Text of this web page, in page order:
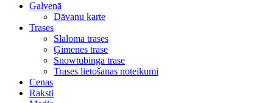
Galvenā
Dāvanu karte
Trases
Slaloma trases
Ģimenes trase
Snowtubinga trase
Trases lietošanas noteikumi
Cenas
Raksti